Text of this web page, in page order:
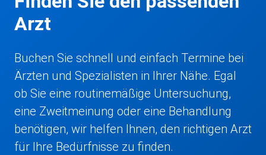
Arzt
Buchen Sie schnell und einfach Termine bei
Ärzten und Spezialisten in Ihrer Nähe. Egal
ob Sie eine routinemäßige Untersuchung,
eine Zweitmeinung oder eine Behandlung
benötigen, wir helfen Ihnen, den richtigen Arzt
für Ihre Bedürfnisse zu finden.